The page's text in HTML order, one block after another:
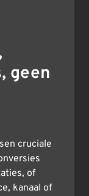
geen
cruciale
of
kanaal of